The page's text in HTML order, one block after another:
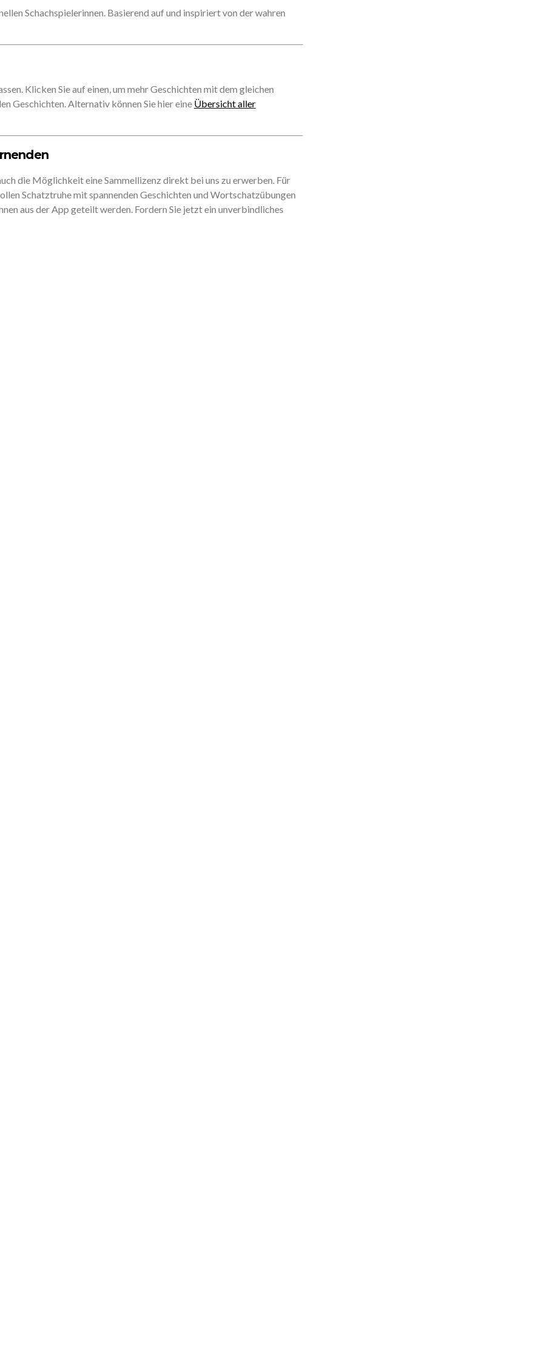
Schachspielerinnen. Basierend auf und inspiriert von der wahren
Klicken Sie auf einen, um mehr Geschichten mit dem gleichen
Geschichten. Alternativ können Sie hier eine Übersicht aller
die Möglichkeit eine Sammellizenz direkt bei uns zu erwerben. Für
Schatztruhe mit spannenden Geschichten und Wortschatzübungen
aus der App geteilt werden. Fordern Sie jetzt ein unverbindliches